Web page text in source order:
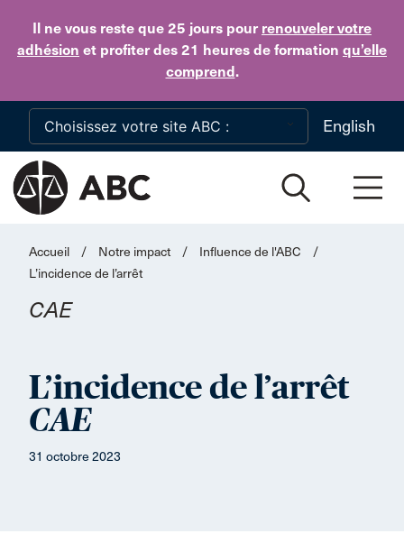
Il ne vous reste que 25 jours pour renouveler votre
adhésion et profiter des 21 heures de formation qu’elle
comprend.
Skip to main content
English
Accueil / Notre impact / Influence de l'ABC
/
L’incidence de l’arrêt
CAE
L’incidence de l’arrêt
CAE
31 octobre 2023